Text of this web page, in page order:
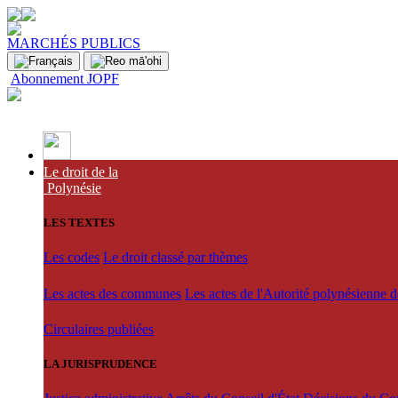
MARCHÉS PUBLICS
Abonnement JOPF
Le droit de la
Polynésie
LES TEXTES
Les codes Le droit classé par thèmes
Les actes des communes Les actes de l'Autorité polynésienne
Circulaires publiées
LA JURISPRUDENCE